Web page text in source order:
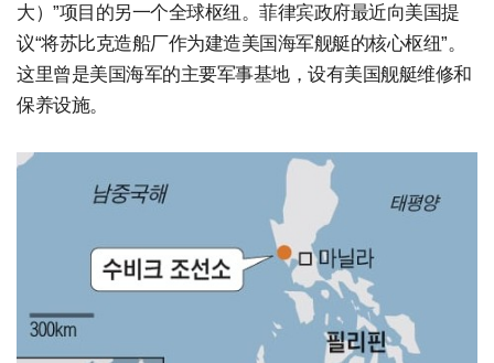
大）”项目的另一个全球枢纽。菲律宾政府最近向美国提
议“将苏比克造船厂作为建造美国海军舰艇的核心枢纽”。
这里曾是美国海军的主要军事基地，设有美国舰艇维修和
保养设施。